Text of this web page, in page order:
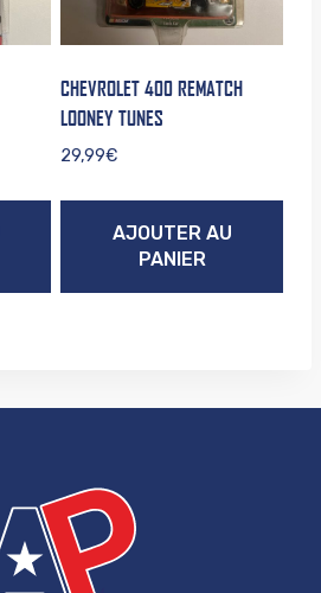
CHEVROLET 400 REMATCH
LOONEY TUNES
29,99€
AJOUTER AU
PANIER